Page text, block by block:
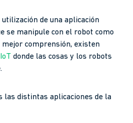
utilización de una aplicación
se manipule con el robot como
comprensión, existen
donde las cosas y los robots
las distintas aplicaciones de la